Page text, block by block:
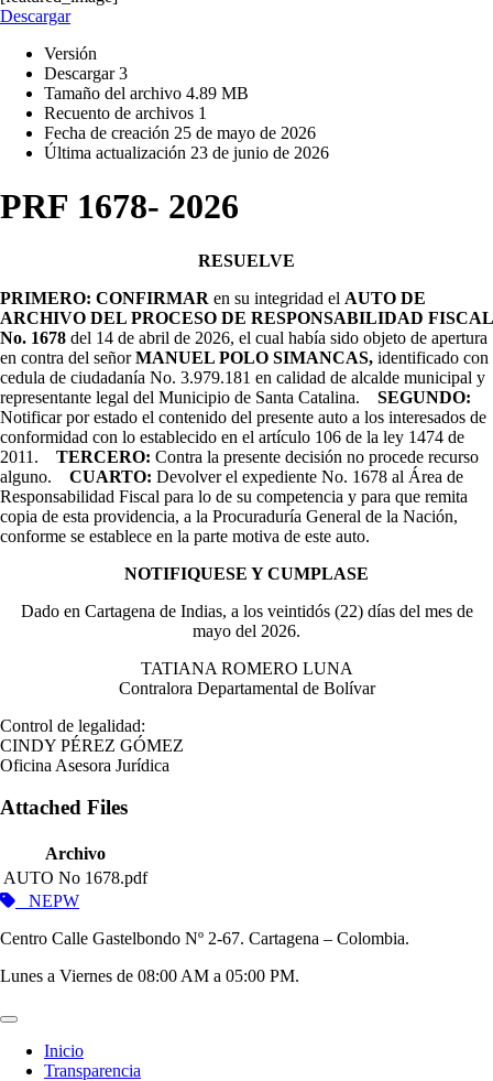
Descargar
Versión
Descargar3
Tamaño del archivo 4.89 MB
Recuento de archivos 1
Fecha de creación 25 de mayo de 2026
Última actualización 23 de junio de 2026
PRF 1678- 2026
RESUELVE
PRIMERO: CONFIRMAR en su integridad el AUTO DE
ARCHIVO DEL PROCESO DE RESPONSABILIDAD FISCAL
No. 1678 del 14 de abril de 2026, el cual había sido objeto de apertura
en contra del señorMANUEL POLO SIMANCAS, identificado con
cedula de ciudadanía No. 3.979.181 en calidad de alcalde municipal y
representante legal del Municipio de Santa Catalina. SEGUNDO:
Notificar por estado el contenido del presente auto a los interesados de
conformidad con lo establecido en el artículo 106 de la ley 1474 de
2011. TERCERO: Contra la presente decisión no procede recurso
alguno. CUARTO: Devolver el expediente No. 1678 al Área de
Responsabilidad Fiscal para lo de su competencia y para que remita
copia de esta providencia, a la Procuraduría General de la Nación,
conforme se establece en la parte motiva de este auto.
NOTIFIQUESE Y CUMPLASE
Dado en Cartagena de Indias, a los veintidós (22) días del mes de
mayo del 2026.
TATIANA ROMERO LUNA
Contralora Departamental de Bolívar
Control de legalidad:
CINDY PÉREZ GÓMEZ
Oficina Asesora Jurídica
Attached Files
Archivo
AUTO No 1678.pdf
NEPW
Centro Calle Gastelbondo Nº 2-67. Cartagena – Colombia.
Lunes a Viernes de 08:00 AM a 05:00 PM.
Inicio
Transparencia